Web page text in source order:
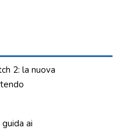
2: la nuova
ai